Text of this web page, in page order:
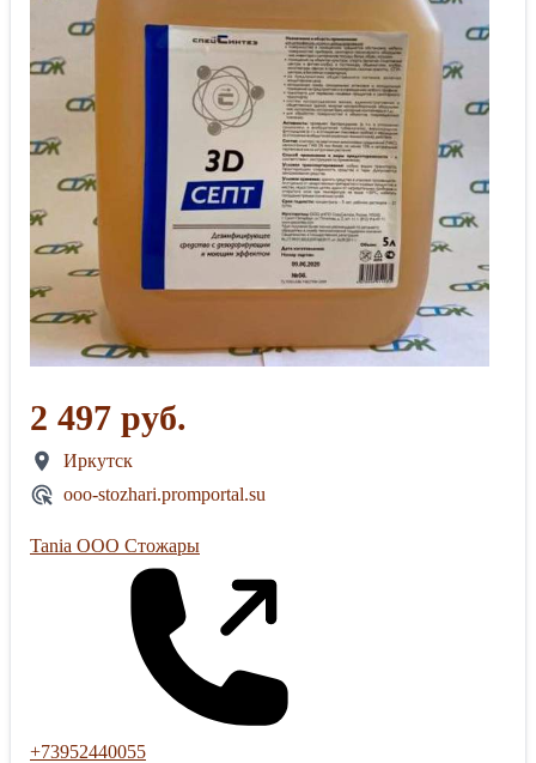
2 497 руб.
Иркутск
ooo-stozhari.promportal.su
Tania ООО Стожары
+73952440055